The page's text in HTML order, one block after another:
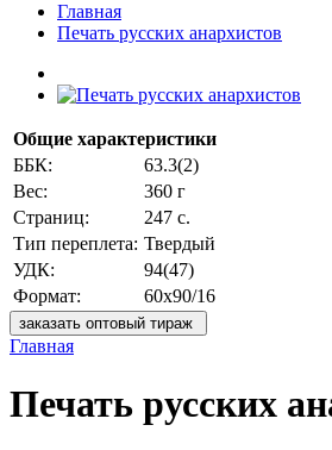
Главная
Печать русских анархистов
Общие характеристики
ББК:
63.3(2)
Вес:
360 г
Страниц:
247 с.
Тип переплета: Твердый
УДК:
94(47)
Формат:
60х90/16
заказать оптовый тираж
Главная
Печать русских